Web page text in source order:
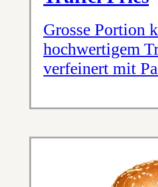
Grosse Portion
hochwertigem
verfeinert mit